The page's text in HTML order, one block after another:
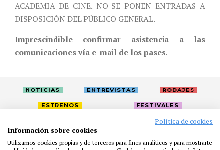
ACADEMIA DE CINE. NO SE PONEN ENTRADAS A
DISPOSICIÓN DEL PÚBLICO GENERAL.
Imprescindible confirmar asistencia a las
comunicaciones vía e-mail de los pases.
NOTICIAS ENTREVISTAS RODAJES
ESTRENOS FESTIVALES
Política de cookies
Información sobre cookies
Utilizamos cookies propias y de terceros para fines analíticos y para mostrarte